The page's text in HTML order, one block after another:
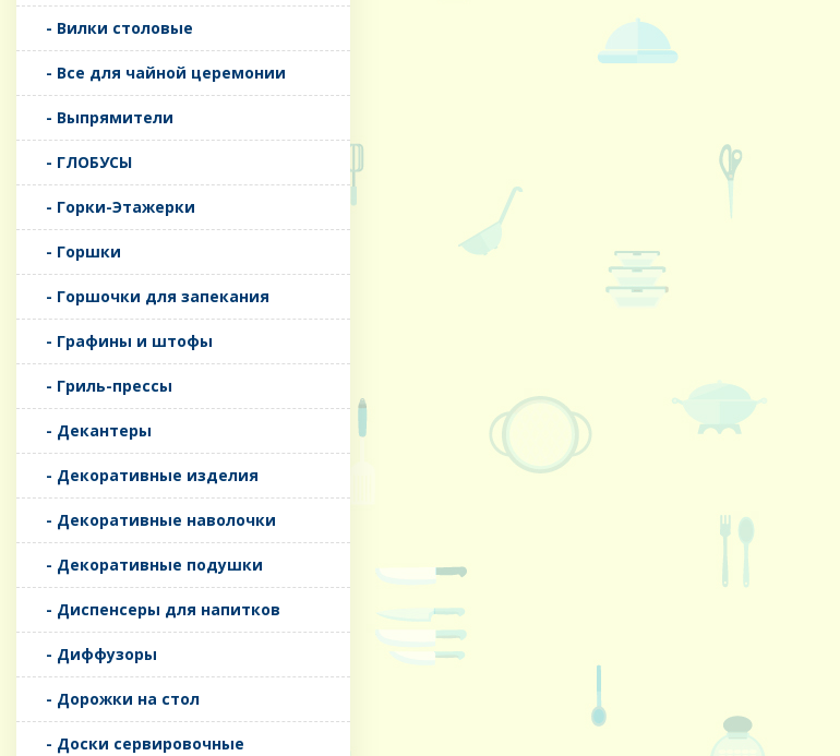
- Вилки столовые
- Все для чайной церемонии
- Выпрямители
- ГЛОБУСЫ
- Горки-Этажерки
- Горшки
- Горшочки для запекания
- Графины и штофы
- Гриль-прессы
- Декантеры
- Декоративные изделия
- Декоративные наволочки
- Декоративные подушки
- Диспенсеры для напитков
- Диффузоры
- Дорожки на стол
- Доски сервировочные